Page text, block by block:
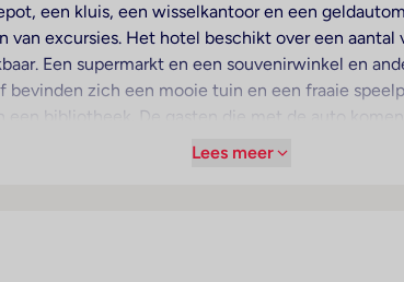
een kluis, een wisselkantoor en een
excursies. Het hotel beschikt over een
Een supermarkt en een souvenirwinkel en
zich een mooie tuin en een fraaie
bibliotheek. De gasten die met de auto
bevinden zich een 24-uurs
Lees meer